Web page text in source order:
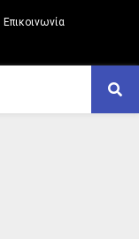
Επικοινωνία